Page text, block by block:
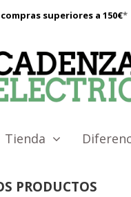
compras superiores a 150€*
Tienda
PRODUCTOS